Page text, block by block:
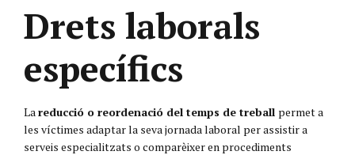
Drets laborals
específics
La reducció o reordenació del temps de treball permet a
les víctimes adaptar la seva jornada laboral per assistir a
serveis especialitzats o comparèixer en procediments